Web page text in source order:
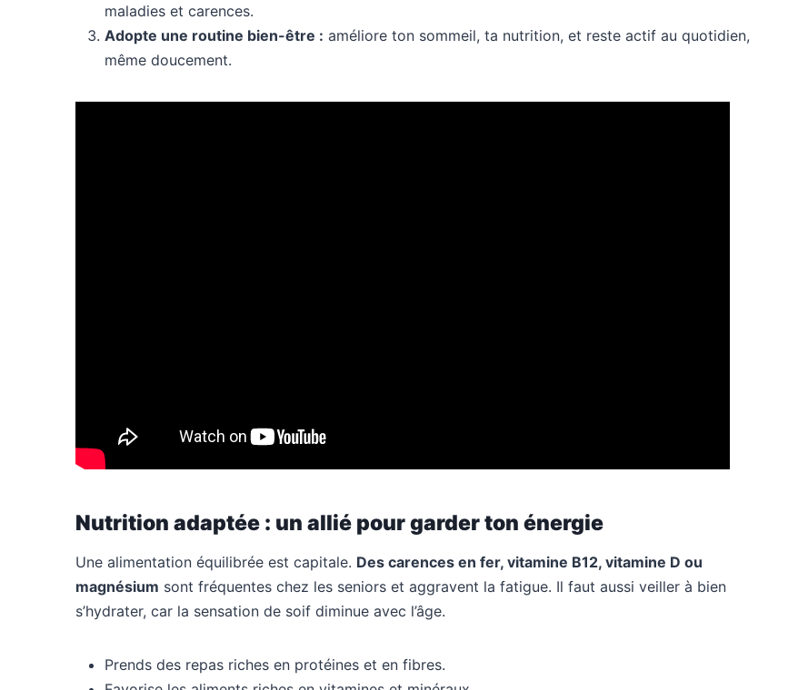
maladies et carences.
Adopte une routine bien-être : améliore ton sommeil, ta nutrition, et reste actif au quotidien,
même doucement.
Nutrition adaptée : un allié pour garder ton énergie
Une alimentation équilibrée est capitale. Des carences en fer, vitamine B12, vitamine D ou
magnésium sont fréquentes chez les seniors et aggravent la fatigue. Il faut aussi veiller à bien
s’hydrater, car la sensation de soif diminue avec l’âge.
Prends des repas riches en protéines et en fibres.